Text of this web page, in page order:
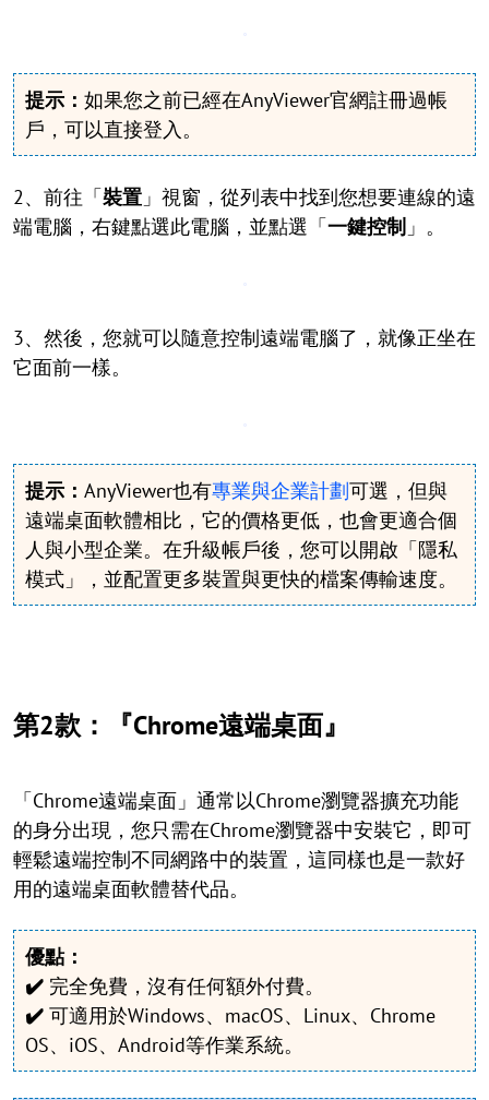
提示： 如果您之前已經在AnyViewer官網註冊過帳
戶，可以直接登入。
2、前往「裝置 」視窗，從列表中找到您想要連線的遠
端電腦，右鍵點選此電腦，並點選「一鍵控制 」。
3、然後，您就可以隨意控制遠端電腦了，就像正坐在
它面前一樣。
提示： AnyViewer也有專業與企業計劃可選，但與
遠端桌面軟體相比，它的價格更低，也會更適合個
人與小型企業。在升級帳戶後，您可以開啟「隱私
模式」，並配置更多裝置與更快的檔案傳輸速度。
第2款：『Chrome遠端桌面』
「Chrome遠端桌面」通常以Chrome瀏覽器擴充功能
的身分出現，您只需在Chrome瀏覽器中安裝它，即可
輕鬆遠端控制不同網路中的裝置，這同樣也是一款好
用的遠端桌面軟體替代品。
優點：
✔️ 完全免費，沒有任何額外付費。
✔️ 可適用於Windows、macOS、Linux、Chrome
OS、iOS、Android等作業系統。